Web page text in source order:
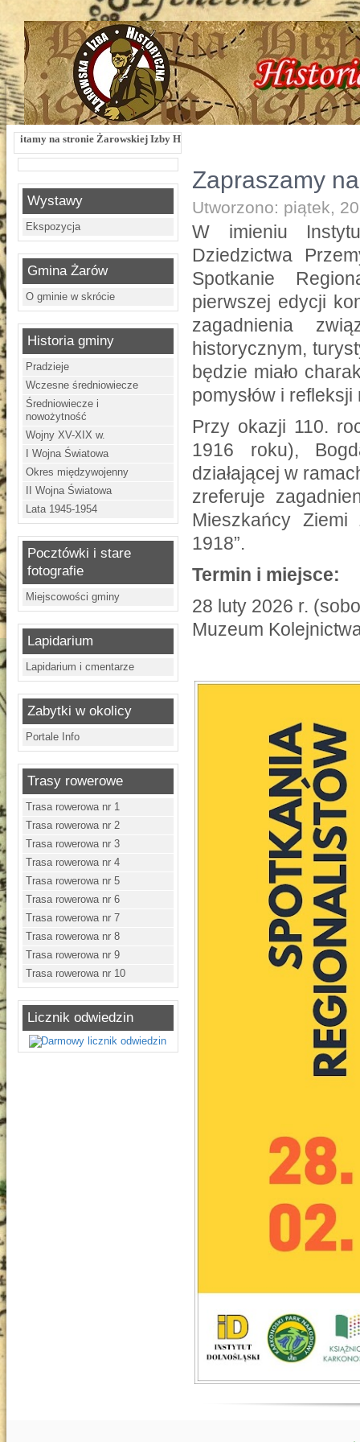
na stronie Żarowskiej Izby Historycznej !!! Żarowska Izba Historyczna, ul.
Wystawy
Ekspozycja
Gmina Żarów
O gminie w skrócie
Historia gminy
Pradzieje
Wczesne średniowiecze
Średniowiecze i
nowożytność
Wojny XV-XIX w.
I Wojna Światowa
Okres międzywojenny
II Wojna Światowa
Lata 1945-1954
Pocztówki i stare
fotografie
Miejscowości gminy
Lapidarium
Lapidarium i cmentarze
Zabytki w okolicy
Portale Info
Trasy rowerowe
Trasa rowerowa nr 1
Trasa rowerowa nr 2
Trasa rowerowa nr 3
Trasa rowerowa nr 4
Trasa rowerowa nr 5
Trasa rowerowa nr 6
Trasa rowerowa nr 7
Trasa rowerowa nr 8
Trasa rowerowa nr 9
Trasa rowerowa nr 10
Licznik odwiedzin
Zapraszamy
Utworzono: piątek,
W imieniu
Dziedzictwa
Spotkanie
pierwszej edycji
zagadnienia
historycznym,
będzie miało
pomysłów i
Przy okazji 110.
1916 roku),
działającej w
zreferuje
Mieszkańcy
1918”.
Termin i miejsce:
28 luty 2026 r.
Muzeum